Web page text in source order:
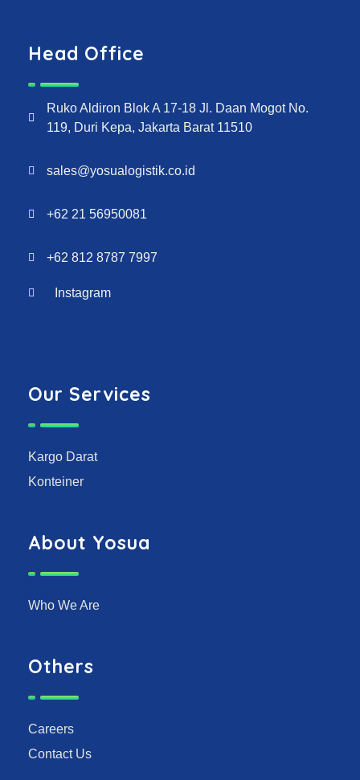
Head Office
Ruko Aldiron Blok A 17-18 Jl. Daan Mogot No.
119, Duri Kepa, Jakarta Barat 11510
sales@yosualogistik.co.id
+62 21 56950081
+62 812 8787 7997
Instagram
Our Services
Kargo Darat
Konteiner
About Yosua
Who We Are
Others
Careers
Contact Us